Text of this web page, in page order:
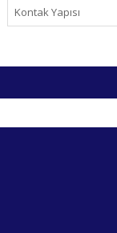
Kontak Yapısı